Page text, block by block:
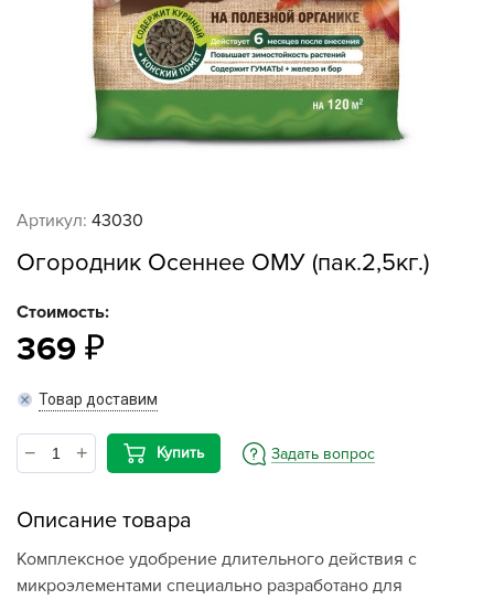
Артикул: 43030
Огородник Осеннее ОМУ (пак.2,5кг.)
Стоимость:
369
Товар доставим
Купить Задать вопрос
Описание товара
Комплексное удобрение длительного действия с
микроэлементами специально разработано для